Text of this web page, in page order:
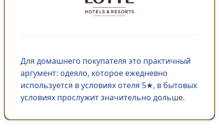
Для домашнего покупателя это практичный
аргумент: одеяло, которое ежедневно
используется в условиях отеля 5★, в бытовых
условиях прослужит значительно дольше.